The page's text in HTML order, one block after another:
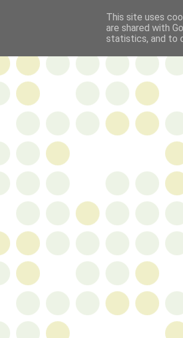
This site uses
are shared with
statistics, and to